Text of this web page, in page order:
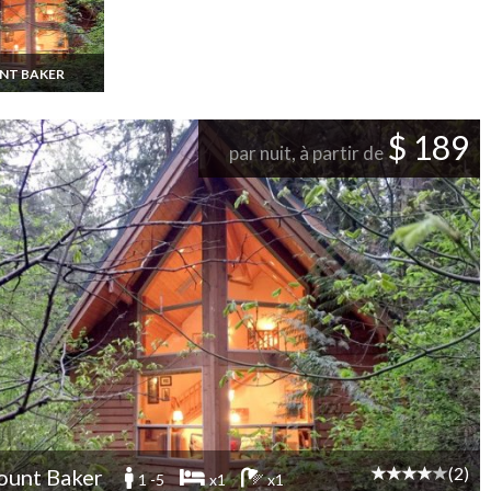
BAKER
Baker
1 chambre
personnes
de
par nuit, à partir de$ 189
Baker 1 -5 x1 x1 (2)